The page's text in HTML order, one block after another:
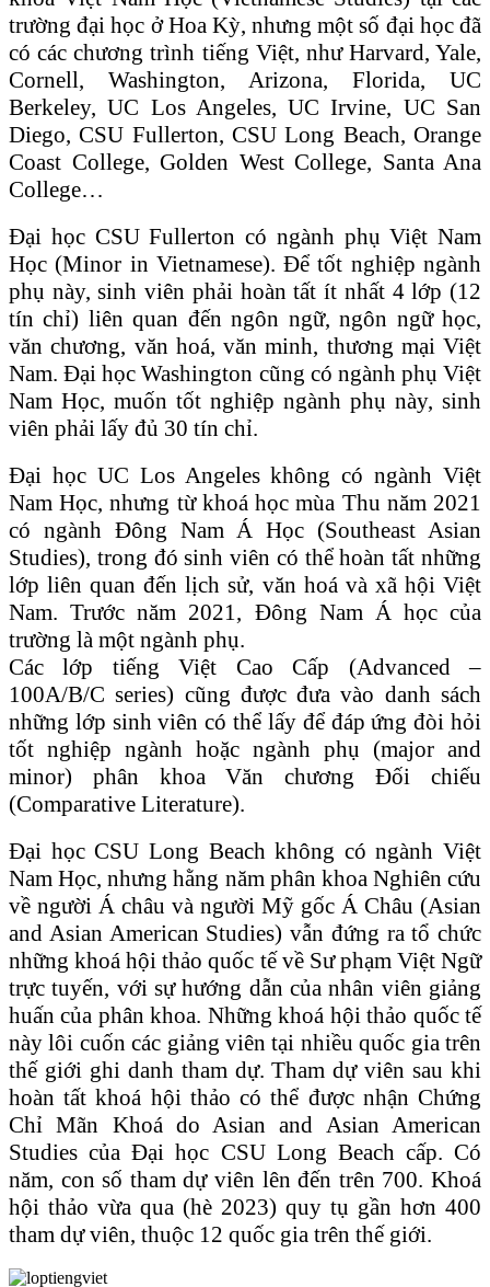
trường đại học ở Hoa Kỳ, nhưng một số đại học đã
có các chương trình tiếng Việt, như Harvard, Yale,
Cornell, Washington, Arizona, Florida, UC
Berkeley, UC Los Angeles, UC Irvine, UC San
Diego, CSU Fullerton, CSU Long Beach, Orange
Coast College, Golden West College, Santa Ana
College…
Đại học CSU Fullerton có ngành phụ Việt Nam
Học (Minor in Vietnamese). Để tốt nghiệp ngành
phụ này, sinh viên phải hoàn tất ít nhất 4 lớp (12
tín chỉ) liên quan đến ngôn ngữ, ngôn ngữ học,
văn chương, văn hoá, văn minh, thương mại Việt
Nam. Đại học Washington cũng có ngành phụ Việt
Nam Học, muốn tốt nghiệp ngành phụ này, sinh
viên phải lấy đủ 30 tín chỉ.
Đại học UC Los Angeles không có ngành Việt
Nam Học, nhưng từ khoá học mùa Thu năm 2021
có ngành Đông Nam Á Học (Southeast Asian
Studies), trong đó sinh viên có thể hoàn tất những
lớp liên quan đến lịch sử, văn hoá và xã hội Việt
Nam. Trước năm 2021, Đông Nam Á học của
trường là một ngành phụ.
Các lớp tiếng Việt Cao Cấp (Advanced –
100A/B/C series) cũng được đưa vào danh sách
những lớp sinh viên có thể lấy để đáp ứng đòi hỏi
tốt nghiệp ngành hoặc ngành phụ (major and
minor) phân khoa Văn chương Đối chiếu
(Comparative Literature).
Đại học CSU Long Beach không có ngành Việt
Nam Học, nhưng hằng năm phân khoa Nghiên cứu
về người Á châu và người Mỹ gốc Á Châu (Asian
and Asian American Studies) vẫn đứng ra tổ chức
những khoá hội thảo quốc tế về Sư phạm Việt Ngữ
trực tuyến, với sự hướng dẫn của nhân viên giảng
huấn của phân khoa. Những khoá hội thảo quốc tế
này lôi cuốn các giảng viên tại nhiều quốc gia trên
thế giới ghi danh tham dự. Tham dự viên sau khi
hoàn tất khoá hội thảo có thể được nhận Chứng
Chỉ Mãn Khoá do Asian and Asian American
Studies của Đại học CSU Long Beach cấp. Có
năm, con số tham dự viên lên đến trên 700. Khoá
hội thảo vừa qua (hè 2023) quy tụ gần hơn 400
tham dự viên, thuộc 12 quốc gia trên thế giới.